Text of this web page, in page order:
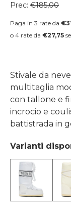
Prezzo regolare
Prec: €185,00
Paga in 3 rate da
o 4 rate da €27,75
Stivale da
multitaglia
con tallone e
incrocio e
battistrada in
Varianti